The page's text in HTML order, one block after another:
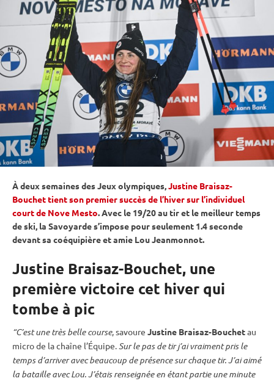
À deux semaines desJeux olympiques,Justine Braisaz-
Bouchet tient son premier succès de l’hiver sur l’individuel
court de Nove Mesto. Avec le 19/20 au tir et le meilleur temps
de ski, la Savoyarde s’impose pour seulement 1.4 seconde
devant sa coéquipière et amie Lou Jeanmonnot.
Justine Braisaz-Bouchet, une
première victoire cet hiver qui
tombe à pic
“C’est une très belle course, savoure Justine Braisaz-Bouchetau
micro de la chaîne l’Équipe.Sur lepas de tirj’ai vraiment pris le
temps d’arriver avec beaucoup de présence sur chaque tir. J’ai aimé
la bataille avec Lou. J’étais renseignée en étant partie une minute